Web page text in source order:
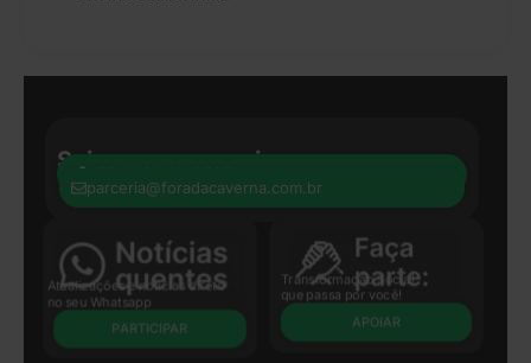
Seja nosso parceiro:
parceria@foradacaverna.com.br
Atualizações e notícias direto
no seu Whatsapp
PARTICIPAR
Transformação Social
que passa por você!
APOIAR